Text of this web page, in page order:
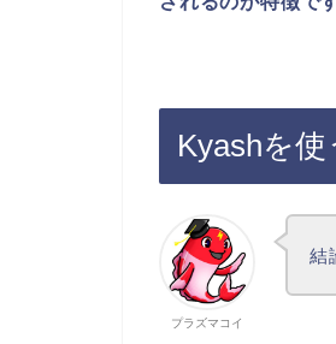
Kyashを
プラズマコイ
結